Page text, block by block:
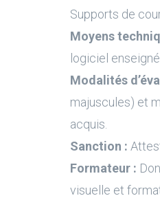
Supports de
Moyens
logiciel
Modalités
majuscules) et
acquis.
Sanction :
Formateur :
visuelle et